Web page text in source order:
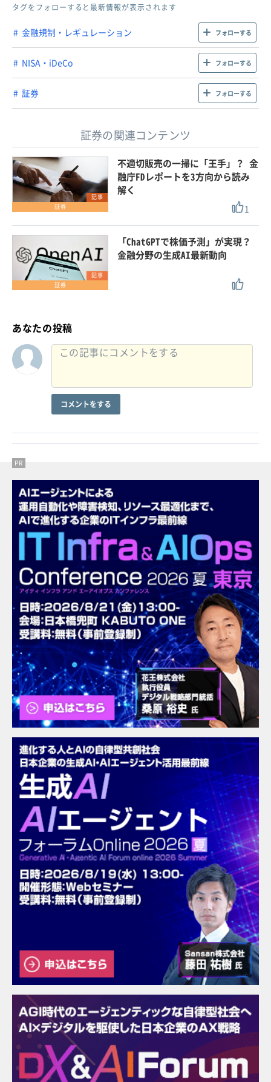
タグをフォローすると最新情報が表示されます
金融規制・レギュレーション フォローする
NISA・iDeCo フォローする
証券 フォローする
証券の関連コンテンツ
記事
証券
不適切販売の一掃に「王手」？ 金
融庁FDレポートを3方向から読み
解く
1
記事
証券
「ChatGPTで株価予測」が実現？
金融分野の生成AI最新動向
あなたの投稿
コメントをする
PR
PR
PR